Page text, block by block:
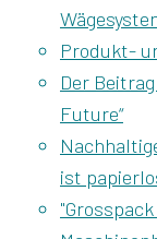
Produkt-
Der
Future“
ist